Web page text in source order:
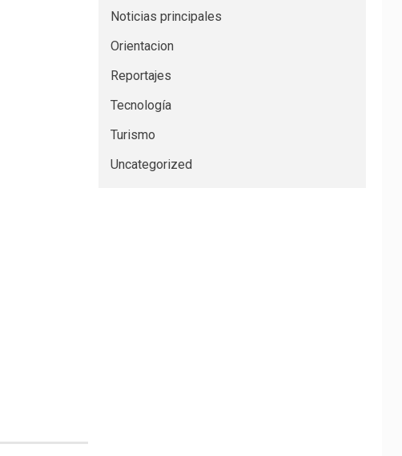
Noticias principales
Orientacion
Reportajes
Tecnología
Turismo
Uncategorized